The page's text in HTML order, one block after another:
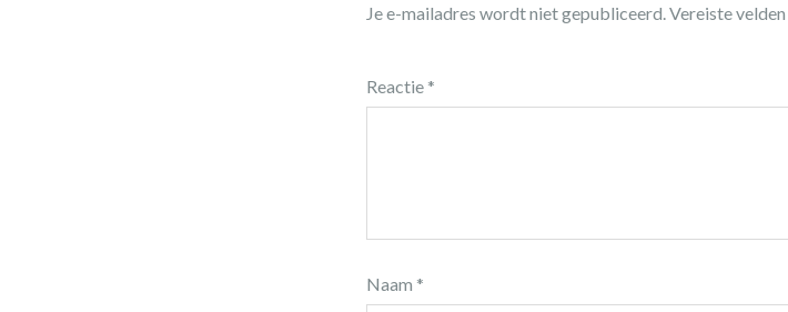
Je e-mailadres wordt niet gepubliceerd.Vereiste
Reactie *
Naam *